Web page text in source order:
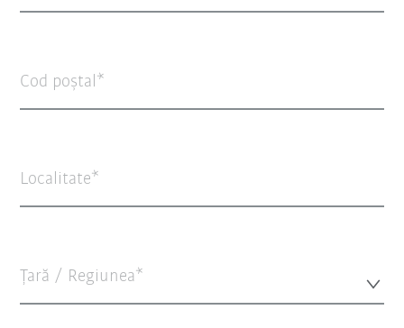
Cod poștal
Localitate
Țară / Regiunea*